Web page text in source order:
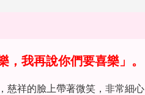
，我再說你們要喜樂」。
慈祥的臉上帶著微笑，非常細心